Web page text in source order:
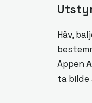
Håv,
Appen
ta bilde